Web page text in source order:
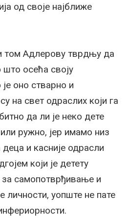
од своје најближе
том Адлерову тврдњу да
осећа своју
оно стварно и
на свет одраслих који га
да ли је неко дете
ружно, јер имамо низ
и касније одрасли
који је детету
за самопотврђивање и
личности, уопште не пате